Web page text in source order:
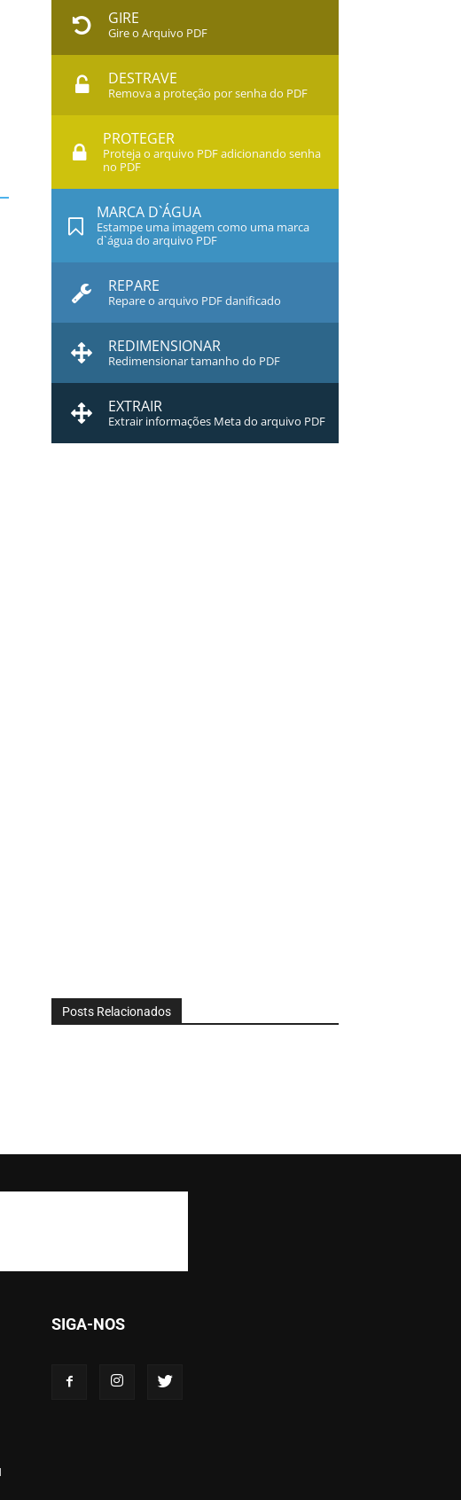
GIRE
Gire o Arquivo PDF
DESTRAVE
Remova a proteção por senha do PDF
PROTEGER
Proteja o arquivo PDF adicionando senha
no PDF
MARCA D`ÁGUA
Estampe uma imagem como uma marca
d`água do arquivo PDF
REPARE
Repare o arquivo PDF danificado
REDIMENSIONAR
Redimensionar tamanho do PDF
EXTRAIR
Extrair informações Meta do arquivo PDF
Posts Relacionados
SIGA-NOS